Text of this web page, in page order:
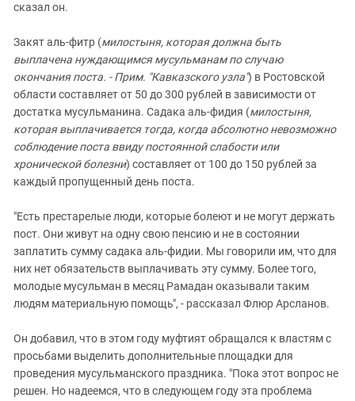
сказал он.
Закят аль-фитр (милостыня, которая должна быть
выплачена нуждающимся мусульманам по случаю
окончания поста. - Прим. "Кавказского узла") в Ростовской
области составляет от 50 до 300 рублей в зависимости от
достатка мусульманина. Садака аль-фидия (милостыня,
которая выплачивается тогда, когда абсолютно невозможно
соблюдение поста ввиду постоянной слабости или
хронической болезни) составляет от 100 до 150 рублей за
каждый пропущенный день поста.
"Есть престарелые люди, которые болеют и не могут держать
пост. Они живут на одну свою пенсию и не в состоянии
заплатить сумму садака аль-фидии. Мы говорили им, что для
них нет обязательств выплачивать эту сумму. Более того,
молодые мусульман в месяц Рамадан оказывали таким
людям материальную помощь", - рассказал Флюр Арсланов.
Он добавил, что в этом году муфтият обращался к властям с
просьбами выделить дополнительные площадки для
проведения мусульманского праздника. "Пока этот вопрос не
решен. Но надеемся, что в следующем году эта проблема